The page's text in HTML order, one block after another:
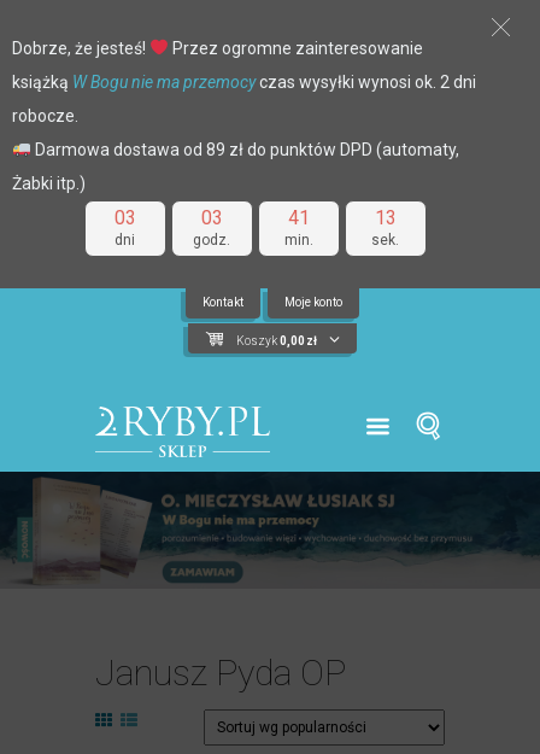
03
dni
03
godz.
41
min.
13
sek.
Dobrze, że jesteś!
Przez ogromne zainteresowanie
książką W Bogu nie ma przemocyczas wysyłki wynosi ok. 2 dni
robocze.
Darmowa dostawa od 89 zł do punktów DPD (automaty,
Żabki itp.)
Kontakt Moje konto
Koszyk 0,00 zł
Janusz Pyda OP